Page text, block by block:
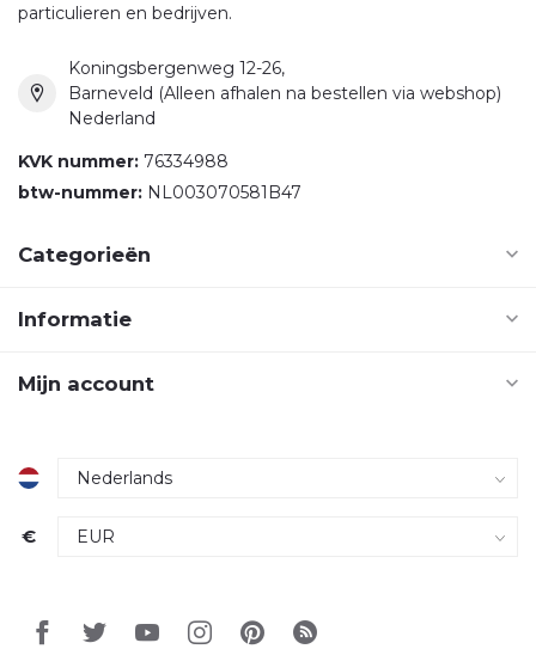
particulieren en bedrijven.
Koningsbergenweg 12-26,
Barneveld (Alleen afhalen na bestellen via webshop)
Nederland
KVK nummer: 76334988
btw-nummer: NL003070581B47
Categorieën
Informatie
Mijn account
€